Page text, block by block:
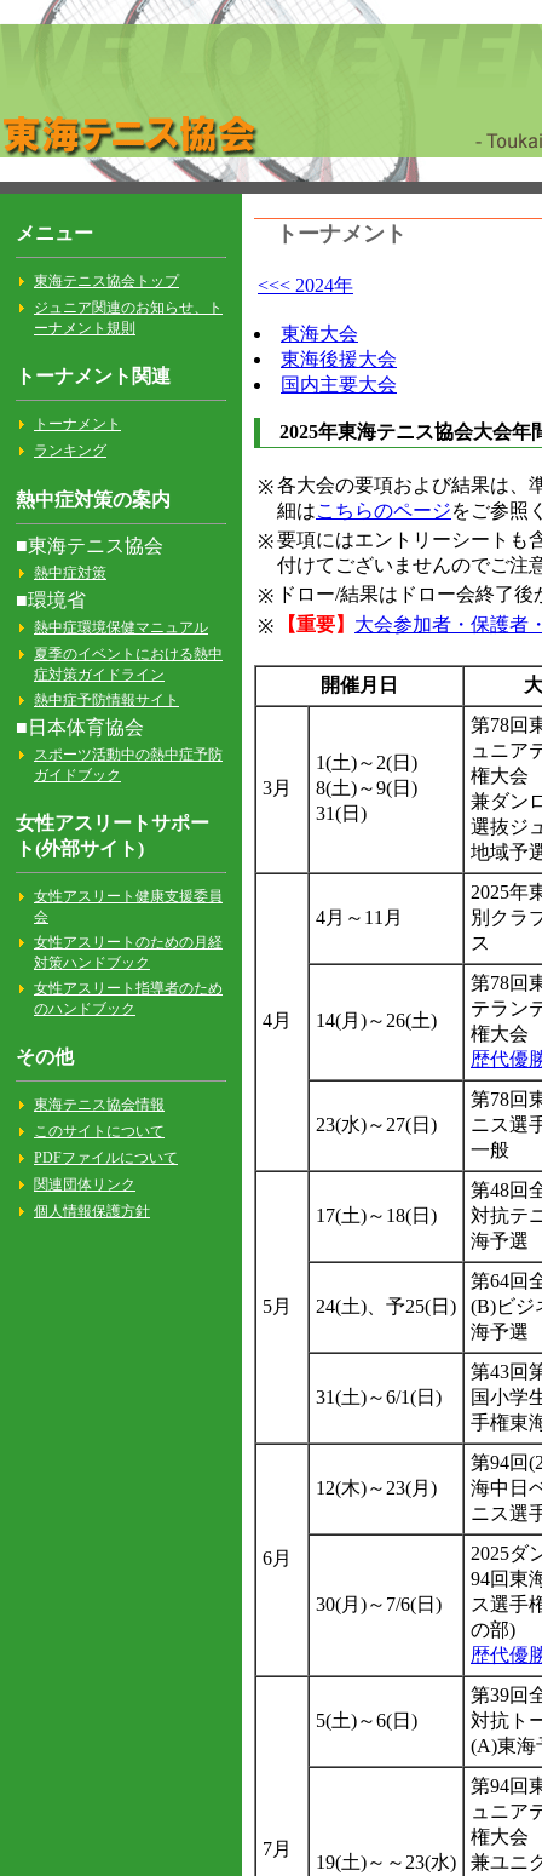
トーナメント
<<< 2024年
東海大会
東海後援大会
国内主要大会
2025年東海テニス協会大会年
※各大会の要項および結果は、
細はこちらのページをご参照
※要項にはエントリーシートも
付けてございませんのでご注
※ ドロー/結果はドロー会終了
※
【重要】 大会参加者・保護者
開催月日
3月
1(土)～2(日)
8(土)～9(日)
31(日)
第78回
ュニア
権大会
兼ダン
選抜ジ
地域予
4月
4月～11月
2025年
別クラ
ス
14(月)～26(土)
第78回
テラン
権大会
歴代優
23(水)～27(日)
第78回
ニス選
一般
5月
17(土)～18(日)
第48回
対抗テ
海予選
24(土)、予25(日)
第64回
(B)ビジ
海予選
31(土)～6/1(日)
第43回
国小学
手権東
6月
12(木)～23(月)
第94回
海中日
ニス選
30(月)～7/6(日)
2025ダ
94回東
ス選手
の部)
歴代優
7月
5(土)～6(日)
第39回
対抗ト
(A)東海
19(土)～～23(水)
第94回
ュニア
権大会
兼ユニ